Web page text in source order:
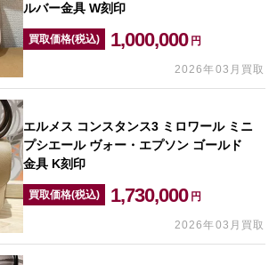
ルバー金具 W刻印
買取価格(税込) 1,000,000 円
2026年03月買取
エルメス コンスタンス3 ミロワール ミニ
プシエール ヴォー・エプソン ゴールド
金具 K刻印
買取価格(税込) 1,730,000 円
2026年03月買取